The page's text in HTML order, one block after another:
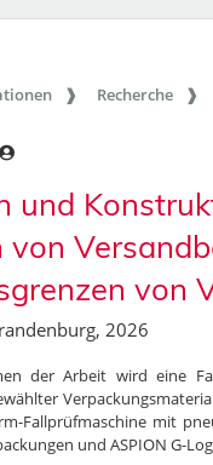
Recherche
und
von
von
2026
der Arbeit wird eine
Fallprüfmaschine mit
und ASPION G-Log